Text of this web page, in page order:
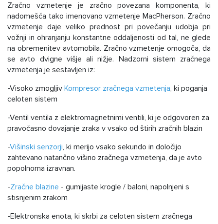
Zračno vzmetenje je zračno povezana komponenta, ki
nadomešča tako imenovano vzmetenje MacPherson. Zračno
vzmetenje daje veliko prednost pri povečanju udobja pri
vožnji in ohranjanju konstantne oddaljenosti od tal, ne glede
na obremenitev avtomobila. Zračno vzmetenje omogoča, da
se avto dvigne višje ali nižje. Nadzorni sistem zračnega
vzmetenja je sestavljen iz:
-Visoko zmogljiv Kompresor zračnega vzmetenja, ki poganja
celoten sistem
-Ventil ventila z elektromagnetnimi ventili, ki je odgovoren za
pravočasno dovajanje zraka v vsako od štirih zračnih blazin
-Višinski senzorji, ki merijo vsako sekundo in določijo
zahtevano natančno višino zračnega vzmetenja, da je avto
popolnoma izravnan.
-Zračne blazine - gumijaste krogle / baloni, napolnjeni s
stisnjenim zrakom
-Elektronska enota, ki skrbi za celoten sistem zračnega